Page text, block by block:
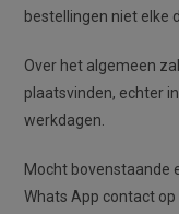
bestellingen niet elke
Over het algemeen
plaatsvinden, echter
werkdagen.
Mocht bovenstaande
Whats App contact